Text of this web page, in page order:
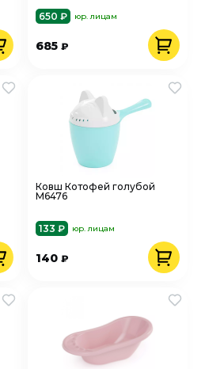
650 ₽
юр. лицам
685₽
Ковш Котофей голубой
М6476
133 ₽ юр. лицам
140₽